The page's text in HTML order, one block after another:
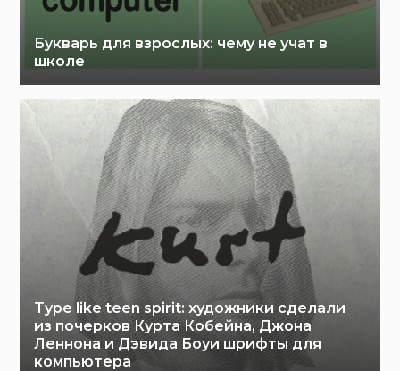
Букварь для взрослых: чему не учат в
школе
Type like teen spirit: художники сделали
из почерков Курта Кобейна, Джона
Леннона и Дэвида Боуи шрифты для
компьютера